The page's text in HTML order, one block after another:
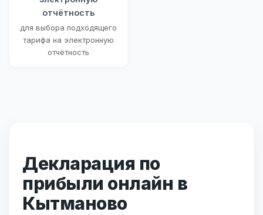
отчётность
для выбора подходящего
тарифа на электронную
отчётность
Декларация по
прибыли онлайн в
Кытманово